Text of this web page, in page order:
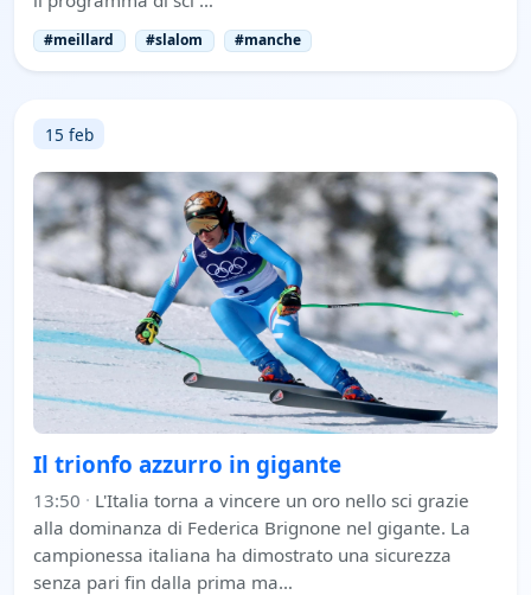
#meillard #slalom #manche
15 feb
Il trionfo azzurro in gigante
13:50 · L'Italia torna a vincere un oro nello sci grazie
alla dominanza di Federica Brignone nel gigante. La
campionessa italiana ha dimostrato una sicurezza
senza pari fin dalla prima ma…